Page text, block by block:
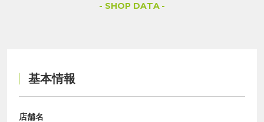
SHOP DATA
基本情報
店舗名